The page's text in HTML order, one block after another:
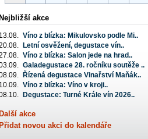
Nejbližší akce
13.08. Víno z blízka: Mikulovsko podle Mi..
Letní osvěžení, degustace vín..
Víno z blízka: Salon jede na hrad..
Galadegustace 28. ročníku soutěže ..
Řízená degustace Vinařství Maňák..
10.09. Víno z blízka: Víno v kroji..
Degustace: Turné Krále vín 2026..
Další akce
Přidat novou akci do kalendáře